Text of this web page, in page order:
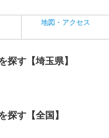
地図・アクセス
探す【埼玉県】
探す【全国】